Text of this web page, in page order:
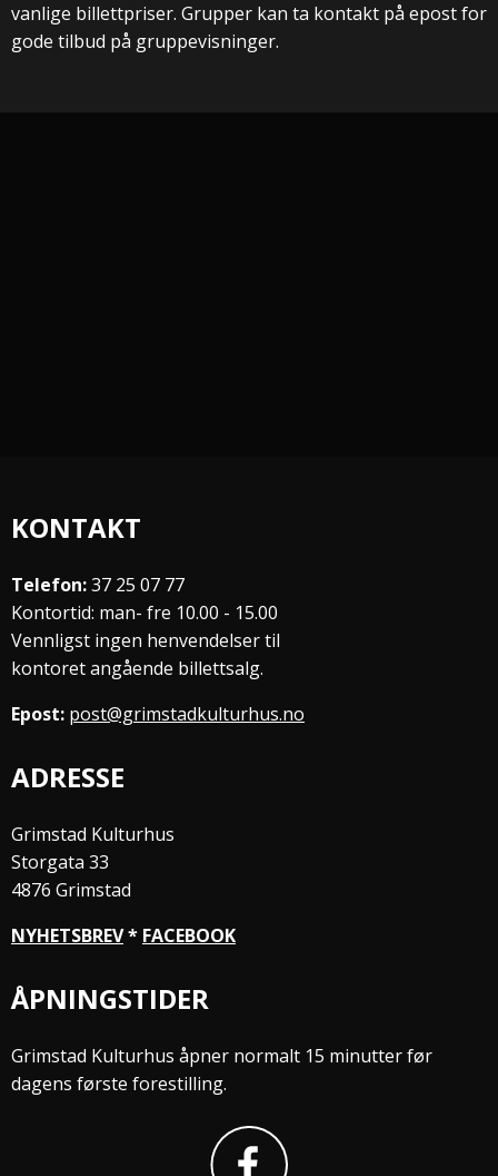
vanlige billettpriser. Grupper kan ta kontakt på epost for
gode tilbud på gruppevisninger.
KONTAKT
Telefon:37 25 07 77
Kontortid: man- fre 10.00 - 15.00
Vennligst ingen henvendelser til
kontoret angående billettsalg.
Epost: post@grimstadkulturhus.no
ADRESSE
Grimstad Kulturhus
Storgata 33
4876 Grimstad
NYHETSBREV* FACEBOOK
ÅPNINGSTIDER
Grimstad Kulturhus åpner normalt 15 minutter før
dagens første forestilling.